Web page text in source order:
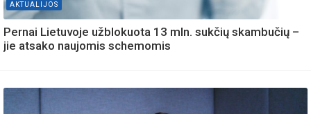
AKTUALIJOS
Pernai Lietuvoje užblokuota 13 mln. sukčių skambučių –
jie atsako naujomis schemomis